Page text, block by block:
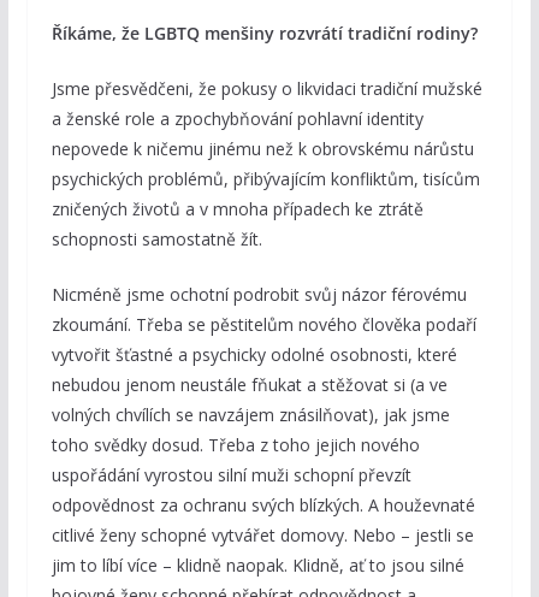
Říkáme, že LGBTQ menšiny rozvrátí tradiční rodiny?
Jsme přesvědčeni, že pokusy o likvidaci tradiční mužské
a ženské role a zpochybňování pohlavní identity
nepovede k ničemu jinému než k obrovskému nárůstu
psychických problémů, přibývajícím konfliktům, tisícům
zničených životů a v mnoha případech ke ztrátě
schopnosti samostatně žít.
Nicméně jsme ochotní podrobit svůj názor férovému
zkoumání. Třeba se pěstitelům nového člověka podaří
vytvořit šťastné a psychicky odolné osobnosti, které
nebudou jenom neustále fňukat a stěžovat si (a ve
volných chvílích se navzájem znásilňovat), jak jsme
toho svědky dosud. Třeba z toho jejich nového
uspořádání vyrostou silní muži schopní převzít
odpovědnost za ochranu svých blízkých. A houževnaté
citlivé ženy schopné vytvářet domovy. Nebo – jestli se
jim to líbí více – klidně naopak. Klidně, ať to jsou silné